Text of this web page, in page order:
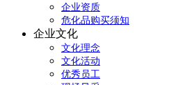
企业资质
危化品购买须知
企业文化
文化理念
文化活动
优秀员工